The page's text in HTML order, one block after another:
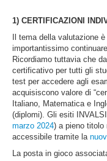
1) CERTIFICAZIONI
Il tema della valutazione
importantissimo
Ricordiamo tuttavia che
certificativo per tutti gli
test per accedere agli
acquisiscono valore di
Italiano, Matematica e
(diplomi). Gli esiti
marzo 2024) a pieno titolo
accessibile tramite la
La posta in gioco